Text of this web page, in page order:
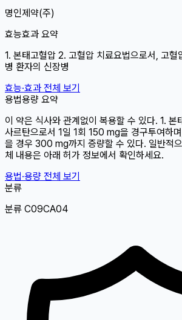
명인제약(주)
효능효과 요약
1. 본태고혈압 2. 고혈압 치료요법으로서, 고
병 환자의 신장병
효능·효과 전체 보기
용법용량 요약
이 약은 식사와 관계없이 복용할 수 있다. 1. 본
사르탄으로서 1일 1회 150 mg을 경구투여하
을 경우 300 mg까지 증량할 수 있다. 일반적
체 내용은 아래 허가 정보에서 확인하세요.
용법·용량 전체 보기
분류
분류 C09CA04